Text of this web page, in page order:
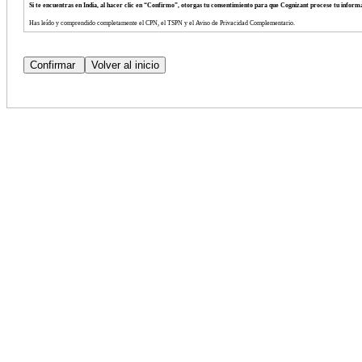
Si te encuentras en India, al hacer clic en “Confirmo”, otorgas tu consentimiento para que Cognizant procese tu
Has leído y comprendido completamente el CPN, el TSPN y el Aviso de Privacidad Complementario.
Tienes derecho a negarte a proporcionar tu información personal.